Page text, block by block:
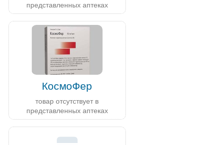
представленных аптеках
КосмоФер
товар отсутствует в
представленных аптеках